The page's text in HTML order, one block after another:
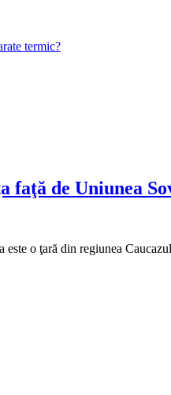
termic?
faţă de Uniunea
o ţară din regiunea